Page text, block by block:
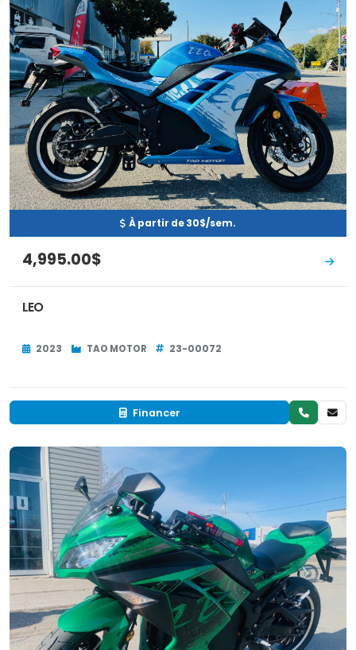
À partir de 30$/sem.
4,995.00$
LEO
2023 TAO MOTOR 23-00072
Financer
RÉSERVÉ